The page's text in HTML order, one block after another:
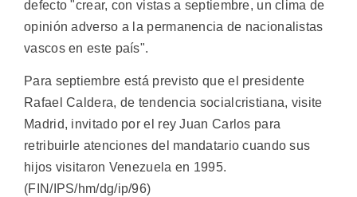
defecto "crear, con vistas a septiembre, un clima de
opinión adverso a la permanencia de nacionalistas
vascos en este país".
Para septiembre está previsto que el presidente
Rafael Caldera, de tendencia socialcristiana, visite
Madrid, invitado por el rey Juan Carlos para
retribuirle atenciones del mandatario cuando sus
hijos visitaron Venezuela en 1995.
(FIN/IPS/hm/dg/ip/96)